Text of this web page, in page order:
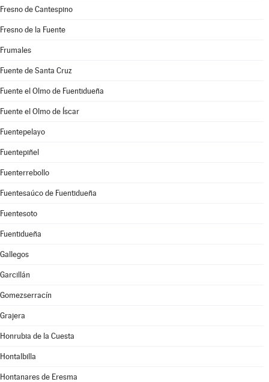
Fresno de Cantespino
Fresno de la Fuente
Frumales
Fuente de Santa Cruz
Fuente el Olmo de Fuentidueña
Fuente el Olmo de Íscar
Fuentepelayo
Fuentepiñel
Fuenterrebollo
Fuentesaúco de Fuentidueña
Fuentesoto
Fuentidueña
Gallegos
Garcillán
Gomezserracín
Grajera
Honrubia de la Cuesta
Hontalbilla
Hontanares de Eresma